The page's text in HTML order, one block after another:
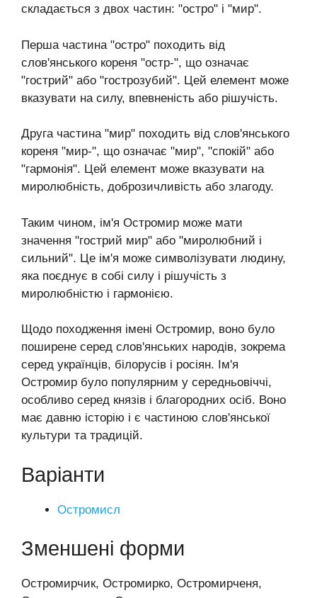
складається з двох частин: "остро" і "мир".
Перша частина "остро" походить від
слов'янського кореня "остр-", що означає
"гострий" або "гострозубий". Цей елемент може
вказувати на силу, впевненість або рішучість.
Друга частина "мир" походить від слов'янського
кореня "мир-", що означає "мир", "спокій" або
"гармонія". Цей елемент може вказувати на
миролюбність, доброзичливість або злагоду.
Таким чином, ім'я Остромир може мати
значення "гострий мир" або "миролюбний і
сильний". Це ім'я може символізувати людину,
яка поєднує в собі силу і рішучість з
миролюбністю і гармонією.
Щодо походження імені Остромир, воно було
поширене серед слов'янських народів, зокрема
серед українців, білорусів і росіян. Ім'я
Остромир було популярним у середньовіччі,
особливо серед князів і благородних осіб. Воно
має давню історію і є частиною слов'янської
культури та традицій.
Варіанти
Остромисл
Зменшені форми
Остромирчик, Остромирко, Остромирченя,